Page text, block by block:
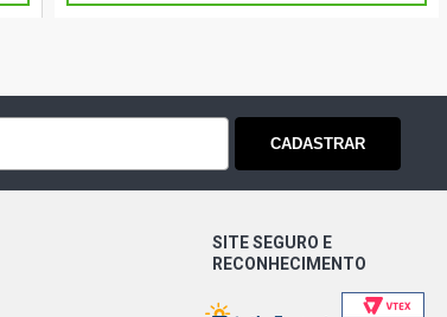
CADASTRAR
SITE SEGURO E
RECONHECIMENTO